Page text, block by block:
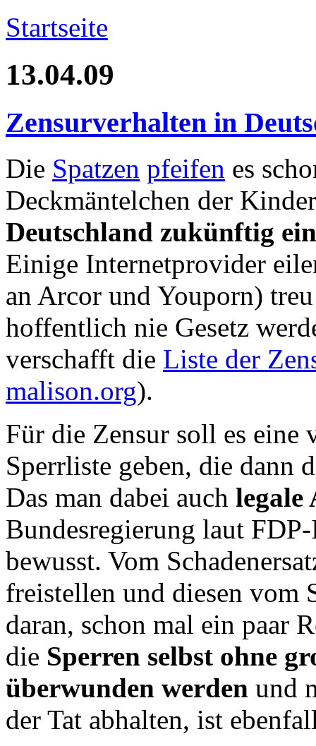
Startseite
13.04.09
Zensurverhalten in
Die Spatzen pfeifen es
Deckmäntelchen der
Deutschland zukünftig
Einige Internetprovider
an Arcor und Youporn)
hoffentlich nie Gesetz
verschafft die Liste der
malison.org).
Für die Zensur soll es eine
Sperrliste geben, die dann
Das man dabei auch legale
Bundesregierung laut
bewusst. Vom
freistellen und diesen vom
daran, schon mal ein paar
die Sperren selbst ohne
überwunden werden und
der Tat abhalten, ist